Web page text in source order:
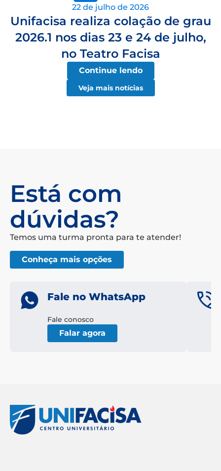
22 de julho de 2026
Unifacisa realiza colação de grau
2026.1 nos dias 23 e 24 de julho,
no Teatro Facisa
Continue lendo
Veja mais notícias
Está com
dúvidas?
Temos uma turma pronta para te atender!
Conheça mais opções
Fale no WhatsApp
Fale conosco
Falar agora